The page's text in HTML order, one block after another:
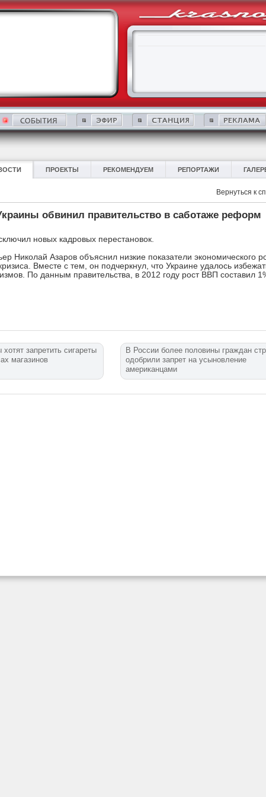
ПРОЕКТЫ РЕКОМЕНДУЕМ РЕПОРТАЖИ
Вернуться к
обвинил правительство в саботаже реформ
новых кадровых перестановок.
Николай Азаров объяснил низкие показатели экономического
Вместе с тем, он подчеркнул, что Украине удалось
По данным правительства, в 2012 году рост ВВП составил
запретить сигареты
магазинов
В России более половины граждан
одобрили запрет на усыновление
американцами